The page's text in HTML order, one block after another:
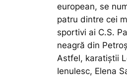
european, se
patru dintre cei
sportivi ai C.S.
neagră din
Astfel, karatiștii
Ienulesc, Elena